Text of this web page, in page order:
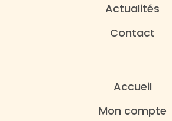
Actualités
Contact
Accueil
Mon compte